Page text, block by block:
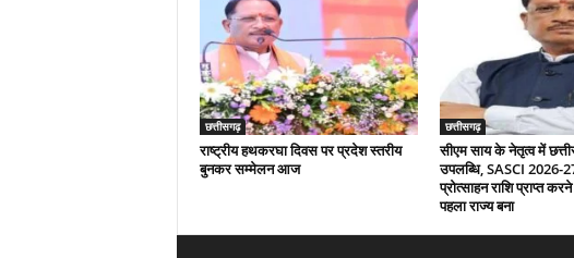
छत्तीसगढ़
राष्ट्रीय हथकरघा दिवस पर प्रदेश स्तरीय
बुनकर सम्मेलन आज
छत्तीसगढ़
सीएम साय के नेतृत्व में
उपलब्धि, SASCI 2026-
प्रोत्साहन राशि प्राप्त
पहला राज्य बना